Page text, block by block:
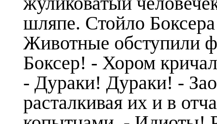
шляпе. Стойло
Животные обступили
Боксер! - Хором
- Дураки! Дураки! -
расталкивая их и в